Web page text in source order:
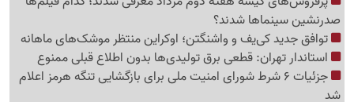
صدرنشین سینماها شدند؟
توافق جدید کی‌یف و واشنگتن؛ اوکراین منتظر موشک‌های ماهانه
استاندار تهران: قطعی برق تولیدی‌ها بدون اطلاع قبلی ممنوع
جزئیات 6 شرط شورای امنیت ملی برای بازگشایی تنگه هرمز اعلام
شد